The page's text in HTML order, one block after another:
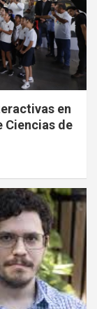
en
Ciencias de